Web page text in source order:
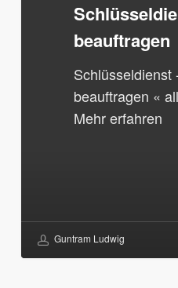
beauftragen
Schlüsseldienst
beauftragen «
Mehr erfahren
Guntram Ludwig